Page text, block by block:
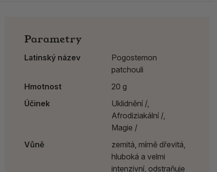
Parametry
Latinský název
Pogostemon
patchouli
Hmotnost
20 g
Účinek
Uklidnění /,
Afrodiziakální /,
Magie /
Vůně
zemitá, mírně dřevitá,
hluboká a velmi
intenzivní, odstraňuje